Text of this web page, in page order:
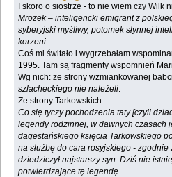
I skoro o siostrze - to nie wiem czy Wilk
Mrożek – inteligencki emigrant z
syberyjski myśliwy, potomek słynnej
korzeni
Coś mi świtało i wygrzebałam
1995. Tam są fragmenty wspomnień
Wg nich: ze strony wzmiankowanej
szlacheckiego nie należeli.
Ze strony Tarkowskich:
Co się tyczy pochodzenia taty [czyli
legendy rodzinnej, w dawnych czasach
dagestańskiego księcia Tarkowskiego
na służbę do cara rosyjskiego - zgodnie
dziedziczył najstarszy syn. Dziś nie
potwierdzające tę legendę.